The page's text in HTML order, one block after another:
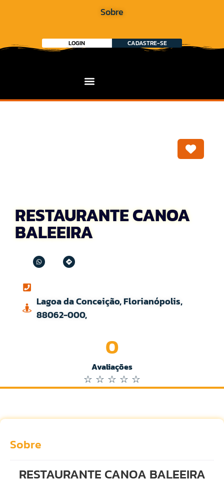
Sobre
LOGIN CADASTRE-SE
RESTAURANTE CANOA
BALEEIRA
Lagoa da Conceição, Florianópolis,
88062-000,
Avaliações
0
☆ ☆ ☆ ☆ ☆
Sobre
RESTAURANTE CANOA BALEEIRA